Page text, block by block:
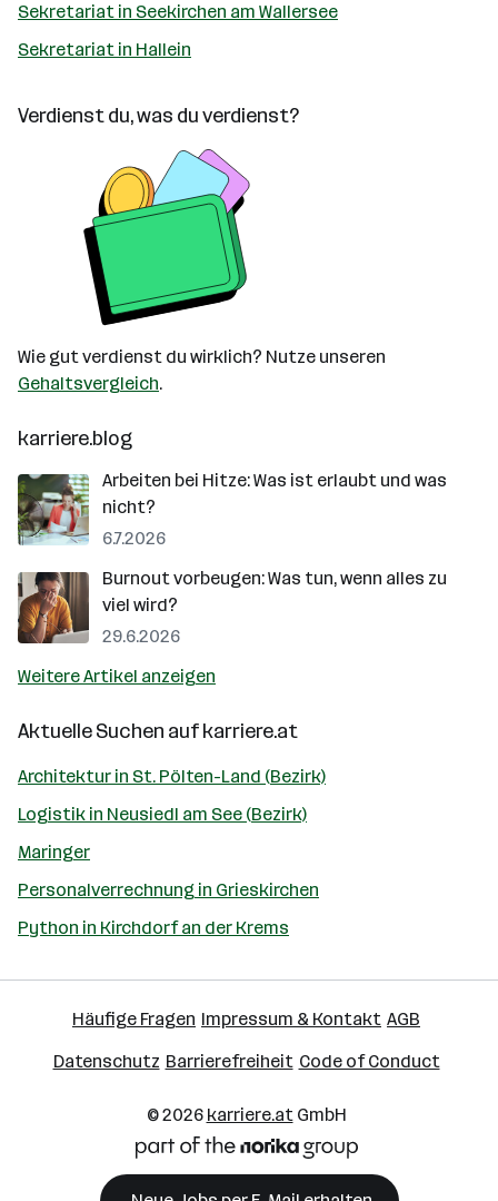
Sekretariat in Seekirchen am Wallersee
Sekretariat in Hallein
Verdienst du, was du verdienst?
Wie gut verdienst du wirklich? Nutze unseren
Gehaltsvergleich.
karriere.blog
Arbeiten bei Hitze: Was ist erlaubt und was
nicht?
6.7.2026
Burnout vorbeugen: Was tun, wenn alles zu
viel wird?
29.6.2026
Weitere Artikel anzeigen
Aktuelle Suchen aufkarriere.at
Architektur in St. Pölten-Land (Bezirk)
Logistik in Neusiedl am See (Bezirk)
Maringer
Personalverrechnung in Grieskirchen
Python in Kirchdorf an der Krems
Häufige Fragen Impressum & Kontakt AGB
Datenschutz Barrierefreiheit Code of Conduct
© 2026 karriere.atGmbH